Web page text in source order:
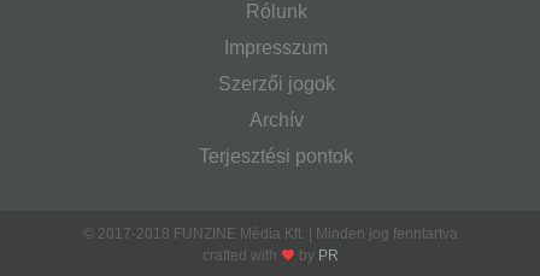
Rólunk
Impresszum
Szerzői jogok
Archív
Terjesztési pontok
© 2017-2018 FUNZINE Média Kft. | Minden jog fenntartva
crafted with
by PR